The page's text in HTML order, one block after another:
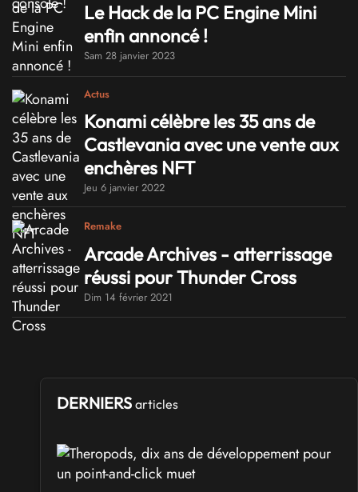
Le Hack de la PC Engine Mini
enfin annoncé !
Sam 28 janvier 2023
Actus
Konami célèbre les 35 ans de
Castlevania avec une vente aux
enchères NFT
Jeu 6 janvier 2022
Remake
Arcade Archives - atterrissage
réussi pour Thunder Cross
Dim 14 février 2021
DERNIERS articles